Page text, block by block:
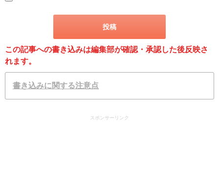
この記事への書き込みは編集部が確認・承認した後反映さ
れます。
書き込みに関する注意点
スポンサーリンク